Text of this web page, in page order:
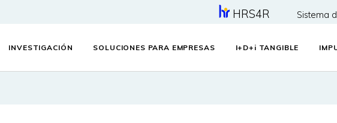
HRS4R Sistema
INVESTIGACIÓN SOLUCIONES PARA EMPRESAS I+D+ i TANGIBLE